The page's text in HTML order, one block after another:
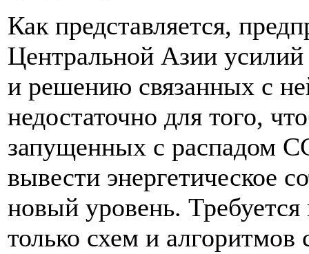
Как представляется,
Центральной Азии
и решению связанных с
недостаточно для того,
запущенных с распадом
вывести энергетическое
новый уровень.
только схем и алгоритмов